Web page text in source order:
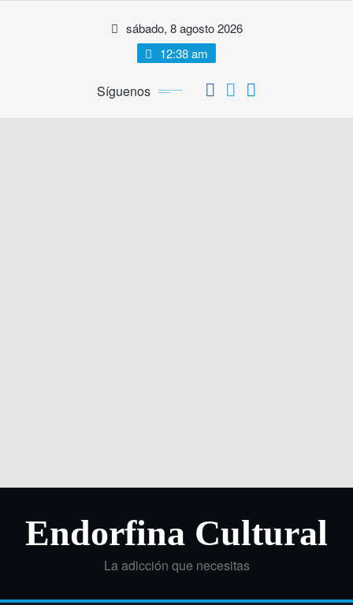
sábado, 8 agosto 2026
12:38 am
Síguenos
Endorfina Cultural
La adicción que necesitas